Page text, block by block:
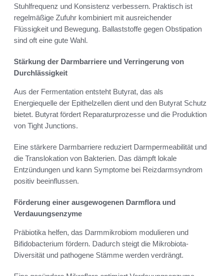
Stuhlfrequenz und Konsistenz verbessern. Praktisch ist
regelmäßige Zufuhr kombiniert mit ausreichender
Flüssigkeit und Bewegung. Ballaststoffe gegen Obstipation
sind oft eine gute Wahl.
Stärkung der Darmbarriere und Verringerung von
Durchlässigkeit
Aus der Fermentation entsteht Butyrat, das als
Energiequelle der Epithelzellen dient und den Butyrat Schutz
bietet. Butyrat fördert Reparaturprozesse und die Produktion
von Tight Junctions.
Eine stärkere Darmbarriere reduziert Darmpermeabilität und
die Translokation von Bakterien. Das dämpft lokale
Entzündungen und kann Symptome bei Reizdarmsyndrom
positiv beeinflussen.
Förderung einer ausgewogenen Darmflora und
Verdauungsenzyme
Präbiotika helfen, das Darmmikrobiom modulieren und
Bifidobacterium fördern. Dadurch steigt die Mikrobiota-
Diversität und pathogene Stämme werden verdrängt.